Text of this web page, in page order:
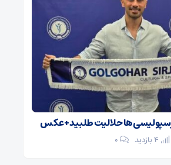
پرسپولیسی‌ها حلالیت طلبید + عکس
۰